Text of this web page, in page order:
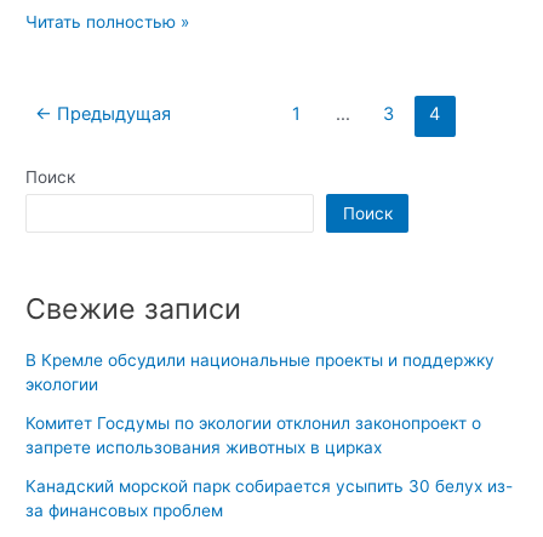
Читать полностью »
← Предыдущая 1 … 3 4
Поиск
Поиск
Свежие записи
В Кремле обсудили национальные проекты и поддержку
экологии
Комитет Госдумы по экологии отклонил законопроект о
запрете использования животных в цирках
Канадский морской парк собирается усыпить 30 белух из-
за финансовых проблем